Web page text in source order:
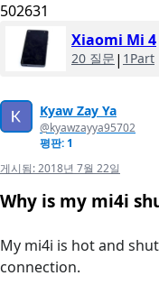
502631
Xiaomi Mi 4
20 질문 | 1Part
Kyaw Zay Ya
@kyawzayya95702
평판: 1
게시됨:2018년 7월 22일
Why is my mi4i
My mi4i is hot and
connection.